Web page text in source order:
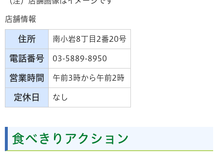
店舗情報
住所 南小岩8丁目2番20号
電話番号 03-5889-8950
営業時間 午前3時から午前2時
定休日 なし
食べきりアクション